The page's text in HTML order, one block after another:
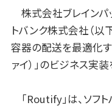
株式会社ブレインパッ
トバンク株式会社（以
容器の配送を最適化す
ァイ）」のビジネス実
「Routify」は、ソフ